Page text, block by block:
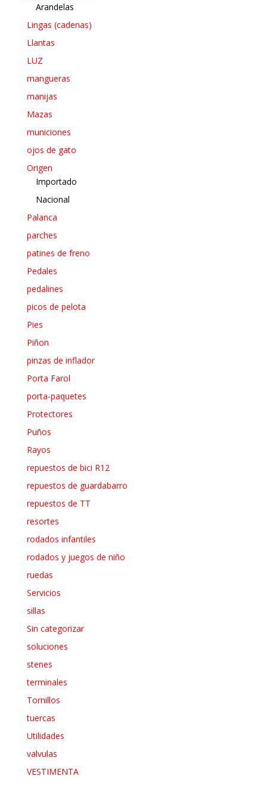
Arandelas
Lingas (cadenas)
Llantas
LUZ
mangueras
manijas
Mazas
municiones
ojos de gato
Origen
Importado
Nacional
Palanca
parches
patines de freno
Pedales
pedalines
picos de pelota
Pies
Piñon
pinzas de inflador
Porta Farol
porta-paquetes
Protectores
Puños
Rayos
repuestos de bici R12
repuestos de guardabarro
repuestos de TT
resortes
rodados infantiles
rodados y juegos de niño
ruedas
Servicios
sillas
Sin categorizar
soluciones
stenes
terminales
Tornillos
tuercas
Utilidades
valvulas
VESTIMENTA